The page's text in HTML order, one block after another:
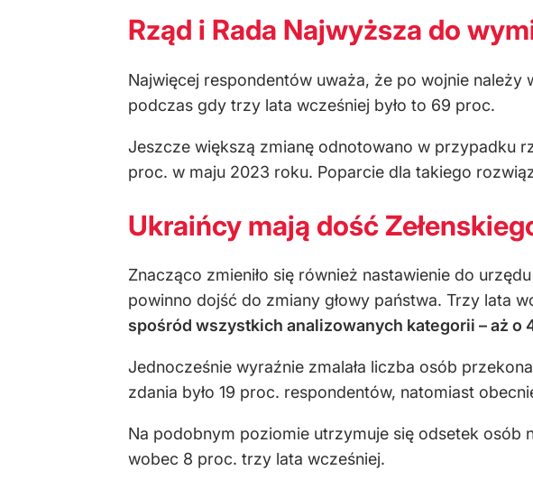
Rząd i Rada Najwyższa do
Najwięcej respondentów uważa, że po wojnie należy
podczas gdy trzy lata wcześniej było to 69 proc.
Jeszcze większą zmianę odnotowano w przypadku
proc. w maju 2023 roku. Poparcie dla takiego
Ukraińcy mają dość
Znacząco zmieniło się również nastawienie do
powinno dojść do zmiany głowy państwa. Trzy lata
spośród wszystkich analizowanych kategorii – aż o
Jednocześnie wyraźnie zmalała liczba osób
zdania było 19 proc. respondentów, natomiast
Na podobnym poziomie utrzymuje się odsetek
wobec 8 proc. trzy lata wcześniej.